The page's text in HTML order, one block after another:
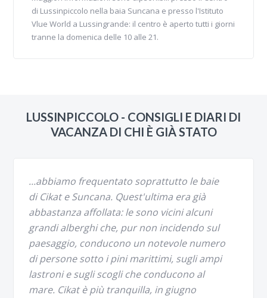
di Lussinpiccolo nella baia Suncana e presso l'Istituto
Vlue World a Lussingrande: il centro è aperto tutti i giorni
tranne la domenica delle 10 alle 21.
LUSSINPICCOLO - CONSIGLI E DIARI DI
VACANZA DI CHI È GIÀ STATO
...abbiamo frequentato soprattutto le baie
di Cikat e Suncana. Quest'ultima era già
abbastanza affollata: le sono vicini alcuni
grandi alberghi che, pur non incidendo sul
paesaggio, conducono un notevole numero
di persone sotto i pini marittimi, sugli ampi
lastroni e sugli scogli che conducono al
mare. Cikat è più tranquilla, in giugno